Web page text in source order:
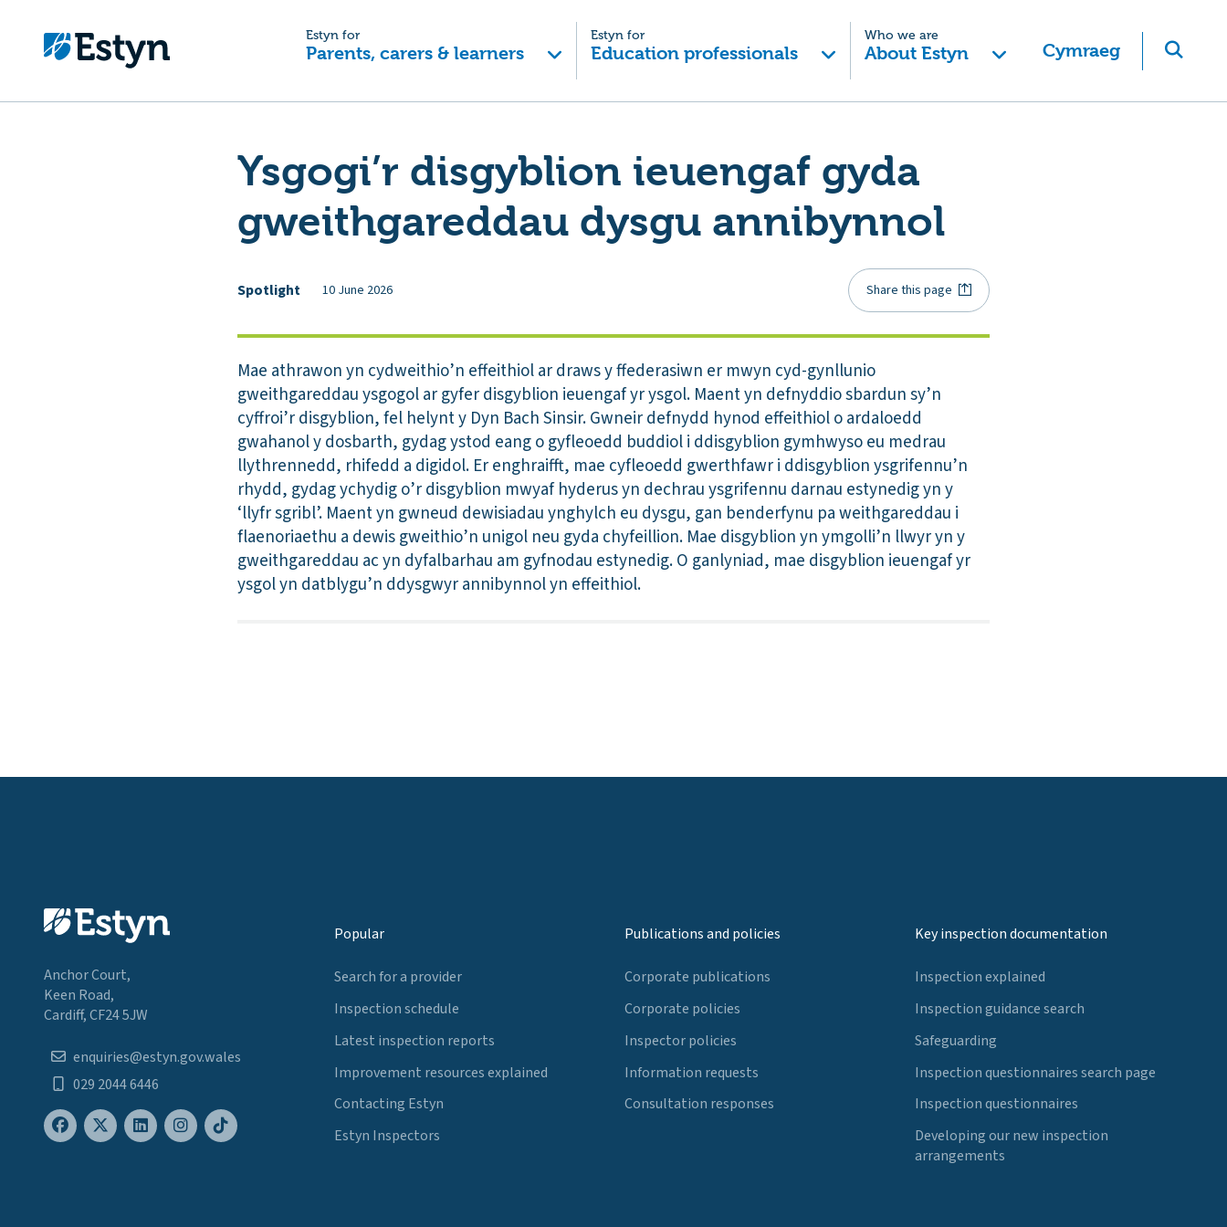
Estyn for
Parents, carers & learners
Estyn for
Education professionals
Who we are
About Estyn Cymraeg
Ysgogi’r disgyblion ieuengaf gyda
gweithgareddau dysgu annibynnol
Spotlight 10 June 2026 Share this page
Mae athrawon yn cydweithio’n effeithiol ar draws y ffederasiwn er mwyn cyd-gynllunio
gweithgareddau ysgogol ar gyfer disgyblion ieuengaf yr ysgol. Maent yn defnyddio sbardun sy’n
cyffroi’r disgyblion, fel helynt y Dyn Bach Sinsir. Gwneir defnydd hynod effeithiol o ardaloedd
gwahanol y dosbarth, gydag ystod eang o gyfleoedd buddiol i ddisgyblion gymhwyso eu medrau
llythrennedd, rhifedd a digidol. Er enghraifft, mae cyfleoedd gwerthfawr i ddisgyblion ysgrifennu’n
rhydd, gydag ychydig o’r disgyblion mwyaf hyderus yn dechrau ysgrifennu darnau estynedig yn y
‘llyfr sgribl’. Maent yn gwneud dewisiadau ynghylch eu dysgu, gan benderfynu pa weithgareddau i
flaenoriaethu a dewis gweithio’n unigol neu gyda chyfeillion. Mae disgyblion yn ymgolli’n llwyr yn y
gweithgareddau ac yn dyfalbarhau am gyfnodau estynedig. O ganlyniad, mae disgyblion ieuengaf yr
ysgol yn datblygu’n ddysgwyr annibynnol yn effeithiol.
Anchor Court,
Keen Road,
Cardiff, CF24 5JW
enquiries@estyn.gov.wales
029 2044 6446
Popular
Search for a provider
Inspection schedule
Latest inspection reports
Improvement resources explained
Contacting Estyn
Estyn Inspectors
Publications and policies
Corporate publications
Corporate policies
Inspector policies
Information requests
Consultation responses
Key inspection documentation
Inspection explained
Inspection guidance search
Safeguarding
Inspection questionnaires search page
Inspection questionnaires
Developing our new inspection
arrangements